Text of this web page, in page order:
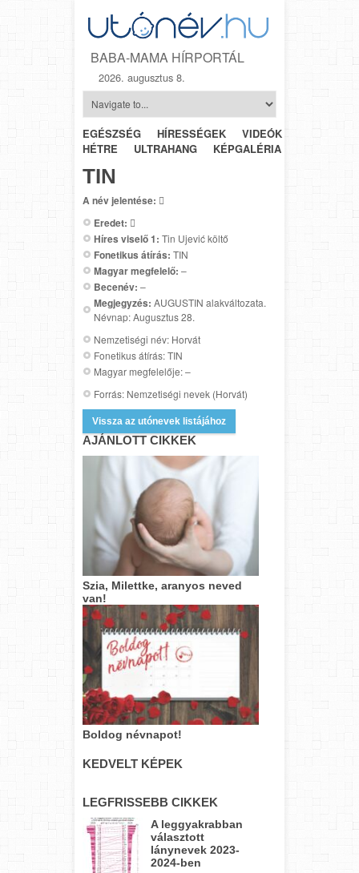
BABA-MAMA HÍRPORTÁL
2026. augusztus 8.
EGÉSZSÉG HÍRESSÉGEK VIDEÓK
HÉTRŐL-
HÉTRE
ULTRAHANG KÉPGALÉRIA
TIN
A név jelentése: 
Eredet: 
Híres viselő 1: Tin Ujević költő
Fonetikus átírás: TIN
Magyar megfelelő: –
Becenév: –
Megjegyzés: AUGUSTIN alakváltozata.
Névnap: Augusztus 28.
Nemzetiségi név: Horvát
Fonetikus átírás: TIN
Magyar megfelelője: –
Forrás: Nemzetiségi nevek (Horvát)
Vissza az utónevek listájához
AJÁNLOTT CIKKEK
Szia, Milettke, aranyos neved
van!
Boldog névnapot!
KEDVELT KÉPEK
LEGFRISSEBB CIKKEK
A leggyakrabban
választott
lánynevek 2023-
2024-ben